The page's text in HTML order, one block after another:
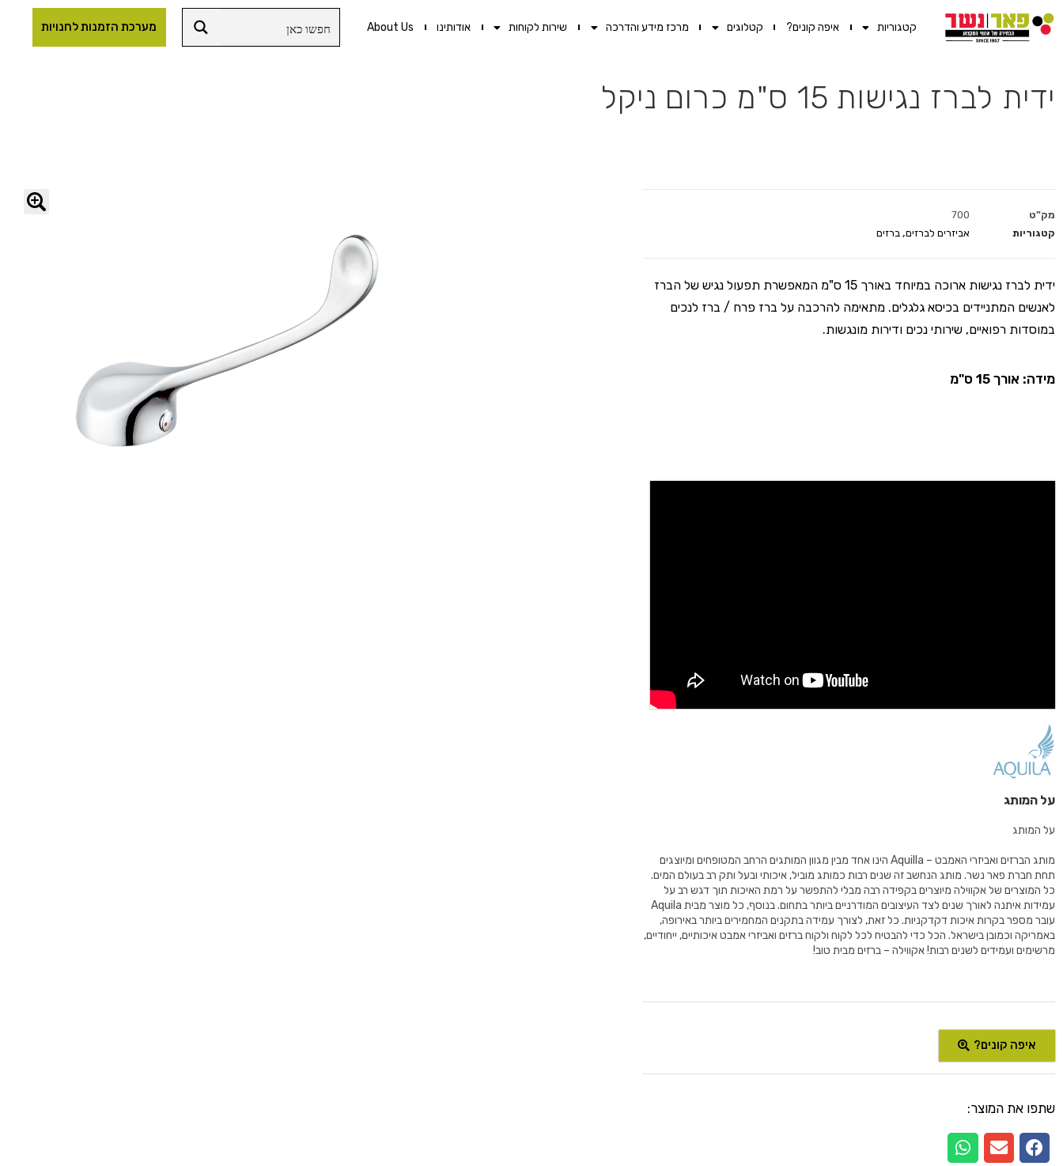
קטגוריות איפה קונים? קטלוגים מרכז מידע והדרכה שירות לקוחות אודותינו About Us מערכת הזמנות לחנויות
ידית לברז נגישות 15 ס"מ כרום ניקל
מק"ט
700
קטגוריות
אביזרים לברזים, ברזים
ידית לברז נגישות ארוכה במיוחד באורך 15 ס"מ המאפשרת תפעול נגיש של הברז
לאנשים המתניידים בכיסא גלגלים. מתאימה להרכבה על ברז פרח / ברז לנכים
במוסדות רפואיים, שירותי נכים ודירות מונגשות.
מידה: אורך 15 ס"מ
על המותג
על המותג
מותג הברזים ואביזרי האמבט – Aquilla הינו אחד מבין מגוון המותגים הרחב המטופחים ומיוצגים
תחת חברת פאר נשר. מותג הנחשב זה שנים רבות כמותג מוביל, איכותי ובעל ותק רב בעולם המים.
כל המוצרים של אקווילה מיוצרים בקפידה רבה מבלי להתפשר על רמת האיכות תוך דגש רב על
עמידות איתנה לאורך שנים לצד העיצובים המודרניים ביותר בתחום. בנוסף, כל מוצר מבית Aquila
עובר מספר בקרות איכות דקדקניות. כל זאת, לצורך עמידה בתקנים המחמירים ביותר באירופה,
באמריקה וכמובן בישראל. הכל כדי להבטיח לכל לקוח ולקוח ברזים ואביזרי אמבט איכותיים, ייחודיים,
מרשימים ועמידים לשנים רבות! אקווילה – ברזים מבית טוב!
איפה קונים?
שתפו את המוצר: